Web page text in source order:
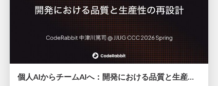
個人AIからチームAIへ：開発における品質と生産性の再設計